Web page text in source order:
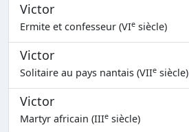
Victor
Ermite et confesseur (VIe siècle)
Victor
Solitaire au pays nantais (VIIe siècle)
Victor
Martyr africain (IIIe siècle)